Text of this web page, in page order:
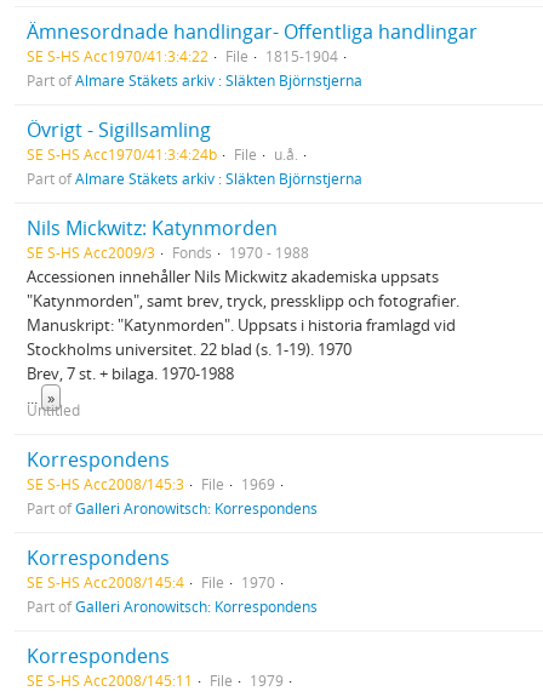
Ämnesordnade handlingar- Offentliga handlingar
SE S-HS Acc1970/41:3:4:22 File
1815-1904
Part ofAlmare Stäkets arkiv : Släkten Björnstjerna
Övrigt - Sigillsamling
SE S-HS Acc1970/41:3:4:24b File
u.å.
Part ofAlmare Stäkets arkiv : Släkten Björnstjerna
Nils Mickwitz: Katynmorden
SE S-HS Acc2009/3 Fonds 1970 - 1988
Accessionen innehåller Nils Mickwitz akademiska uppsats
"Katynmorden", samt brev, tryck, pressklipp och fotografier.
Manuskript: "Katynmorden". Uppsats i historia framlagd vid
Stockholms universitet. 22 blad (s. 1-19). 1970
Brev, 7 st. + bilaga. 1970-1988
... »
Untitled
Korrespondens
SE S-HS Acc2008/145:3 File
1969
Part ofGalleri Aronowitsch: Korrespondens
Korrespondens
SE S-HS Acc2008/145:4 File
1970
Part ofGalleri Aronowitsch: Korrespondens
Korrespondens
SE S-HS Acc2008/145:11 File
1979